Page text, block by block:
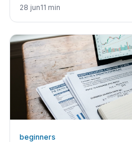
28 jun11 min
beginners